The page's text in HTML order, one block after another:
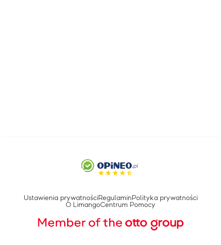
Ustawienia prywatnościRegulamin Polityka prywatności
O LimangoCentrum Pomocy